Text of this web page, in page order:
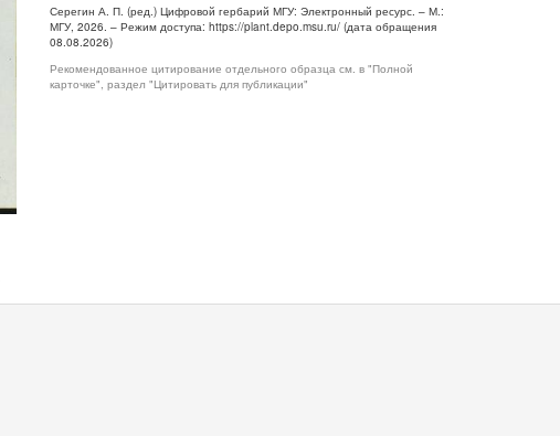
Серегин А. П. (ред.) Цифровой гербарий МГУ: Электронный ресурс. – М.:
МГУ, 2026. – Режим доступа: https://plant.depo.msu.ru/ (дата обращения
08.08.2026)
Рекомендованное цитирование отдельного образца см. в "Полной
карточке", раздел "Цитировать для публикации"